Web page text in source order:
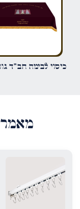
שמור בדפדפן זה את
כיסוי לבימה חב"ד